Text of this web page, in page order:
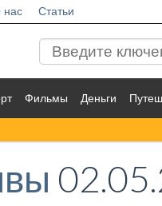
нас Статьи
Фильмы Деньги